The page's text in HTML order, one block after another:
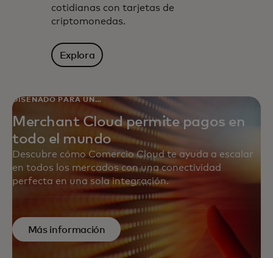
cotidianas con tarjetas de
criptomonedas.
Explora
DISEÑADO PARA UN
ALCANCE GLOBAL
Merchant Cloud permite pagos en
todo el mundo
Descubre cómo Comercio Cloud te ayuda a escalar
en todos los mercados con una conectividad
perfecta en una sola integración.
Más información